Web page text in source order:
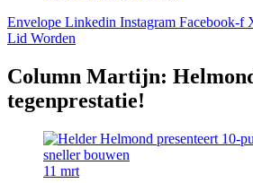
Envelope Linkedin Instagram Facebook-f
Lid Worden
Column Martijn:
tegenprestatie!
11 mrt